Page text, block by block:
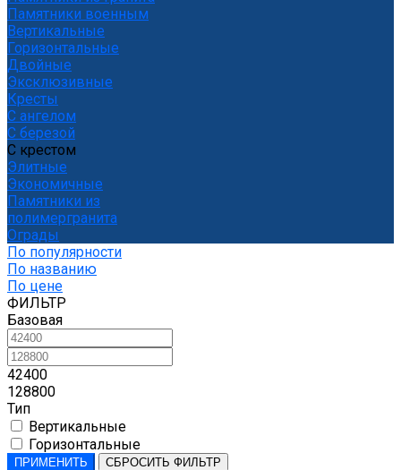
Памятники военным
Вертикальные
Горизонтальные
Двойные
Эксклюзивные
Кресты
С ангелом
С березой
С крестом
Элитные
Экономичные
Памятники из
полимергранита
Ограды
По популярности
По названию
По цене
ФИЛЬТР
Базовая
42400
128800
Тип
Вертикальные
Горизонтальные
ПРИМЕНИТЬ СБРОСИТЬ ФИЛЬТР